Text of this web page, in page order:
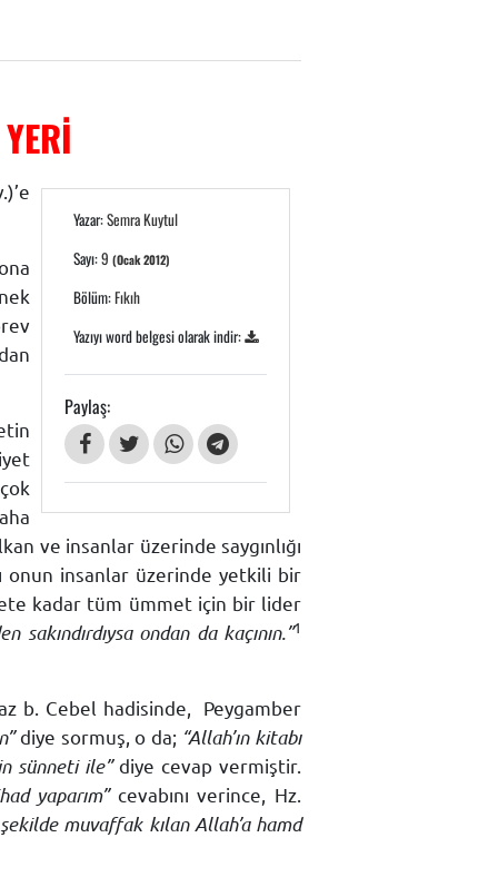
Yazar:Semra Kuytul
Sayı:9 (Ocak 2012)
Bölüm:Fıkıh
Yazıyı word belgesi olarak indir:
Paylaş:
ve insanlar üzerinde saygınlığı
onun insanlar üzerinde yetkili bir
kadar tüm ümmet için bir lider
ondan da kaçının.”1
b. Cebel hadisinde, Peygamber
diye sormuş, o da; “Allah’ın kitabı
sünneti ile”diye cevap vermiştir.
yaparım”cevabını verince, Hz.
muvaffak kılan Allah’a hamd